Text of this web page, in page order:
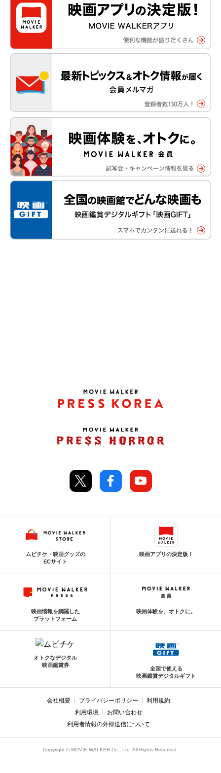
ムビチケ・映画グッズの
ECサイト
映画アプリの決定版！
映画情報を網羅した
プラットフォーム
映画体験を、オトクに。
オトクなデジタル
映画鑑賞券
全国で使える
映画鑑賞デジタルギフト
会社概要 プライバシーポリシー
利用規約
利用環境
お問い合わせ
利用者情報の外部送信について
Copyright © MOVIE WALKER Co., Ltd. All Rights Reserved.